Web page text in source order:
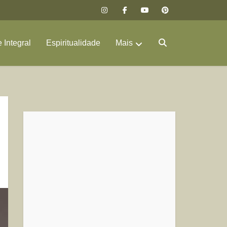
Integral Espiritualidade Mais